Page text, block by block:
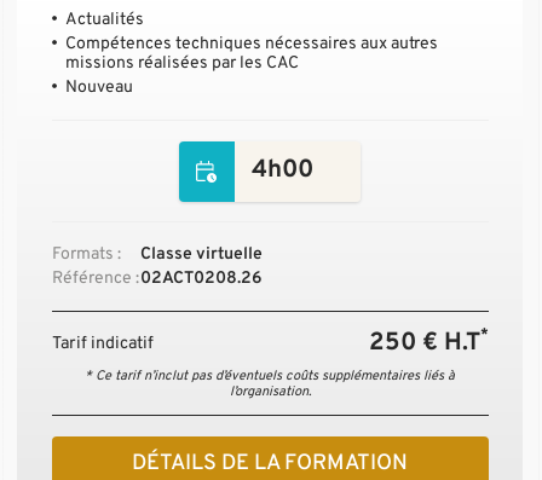
Actualités
Compétences techniques nécessaires aux autres
missions réalisées par les CAC
Nouveau
4h00
Formats :
Classe virtuelle
Référence :02ACT0208.26
Tarif indicatif 250 € H.T*
* Ce tarif n’inclut pas d’éventuels coûts supplémentaires liés à
l’organisation.
DÉTAILS DE LA FORMATION